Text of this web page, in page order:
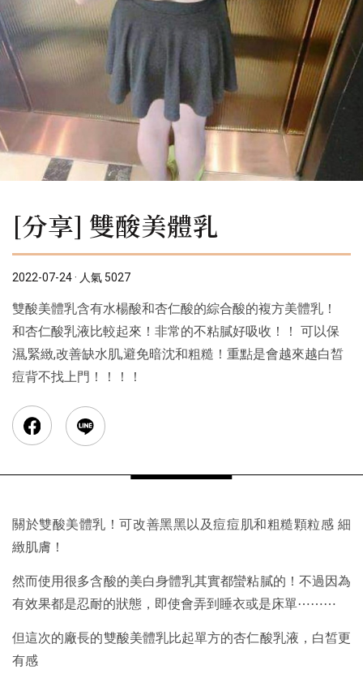
[分享] 雙酸美體乳
2022-07-24 · 人氣 5027
雙酸美體乳含有水楊酸和杏仁酸的綜合酸的複方美體乳！
和杏仁酸乳液比較起來！非常的不粘膩好吸收！！ 可以保
濕,緊緻,改善缺水肌,避免暗沈和粗糙！重點是會越來越白皙
痘背不找上門！！！！
關於雙酸美體乳！可改善黑黑以及痘痘肌和粗糙顆粒感 細
緻肌膚！
然而使用很多含酸的美白身體乳其實都蠻粘膩的！不過因為
有效果都是忍耐的狀態，即使會弄到睡衣或是床單⋯⋯⋯
但這次的廠長的雙酸美體乳比起單方的杏仁酸乳液，白皙更
有感